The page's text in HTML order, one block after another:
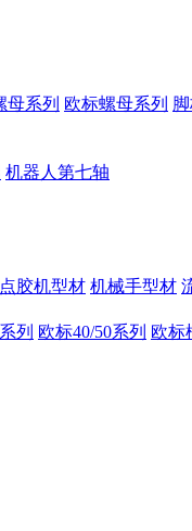
母系列 欧标螺母系列
机器人第七轴
点胶机型材 机械手型材
列 欧标40/50系列 欧标